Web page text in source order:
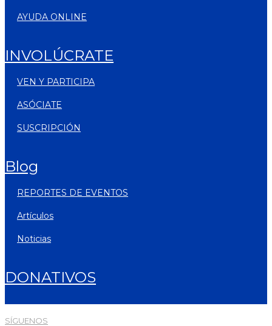
AYUDA ONLINE
INVOLÚCRATE
VEN Y PARTICIPA
ASÓCIATE
SUSCRIPCIÓN
blog
REPORTES DE EVENTOS
artículos
noticias
DONATIVOS
SÍGUENOS